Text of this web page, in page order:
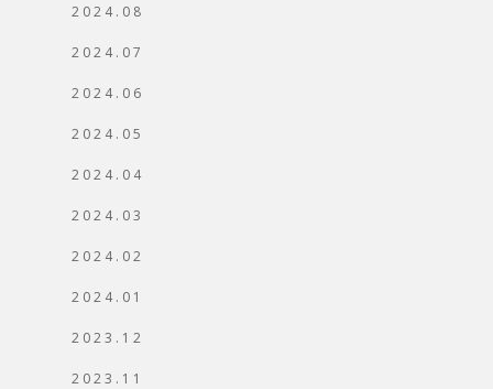
2024.08
2024.07
2024.06
2024.05
2024.04
2024.03
2024.02
2024.01
2023.12
2023.11